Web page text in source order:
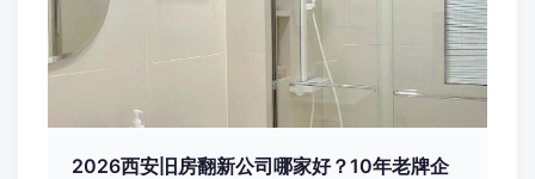
2026西安旧房翻新公司哪家好？10年老牌企